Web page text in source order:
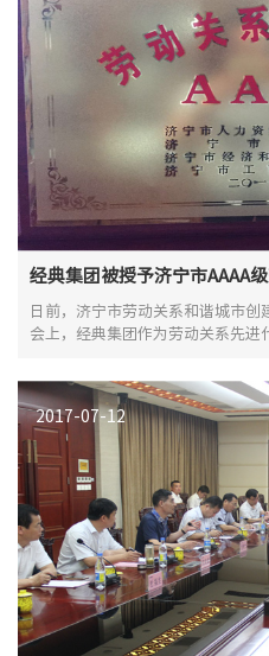
经典集团被授予济宁市AAAA
日前，济宁市劳动关系和谐城市创
会上，经典集团作为劳动关系先进
关系和谐企业”称号。
2017-07-12